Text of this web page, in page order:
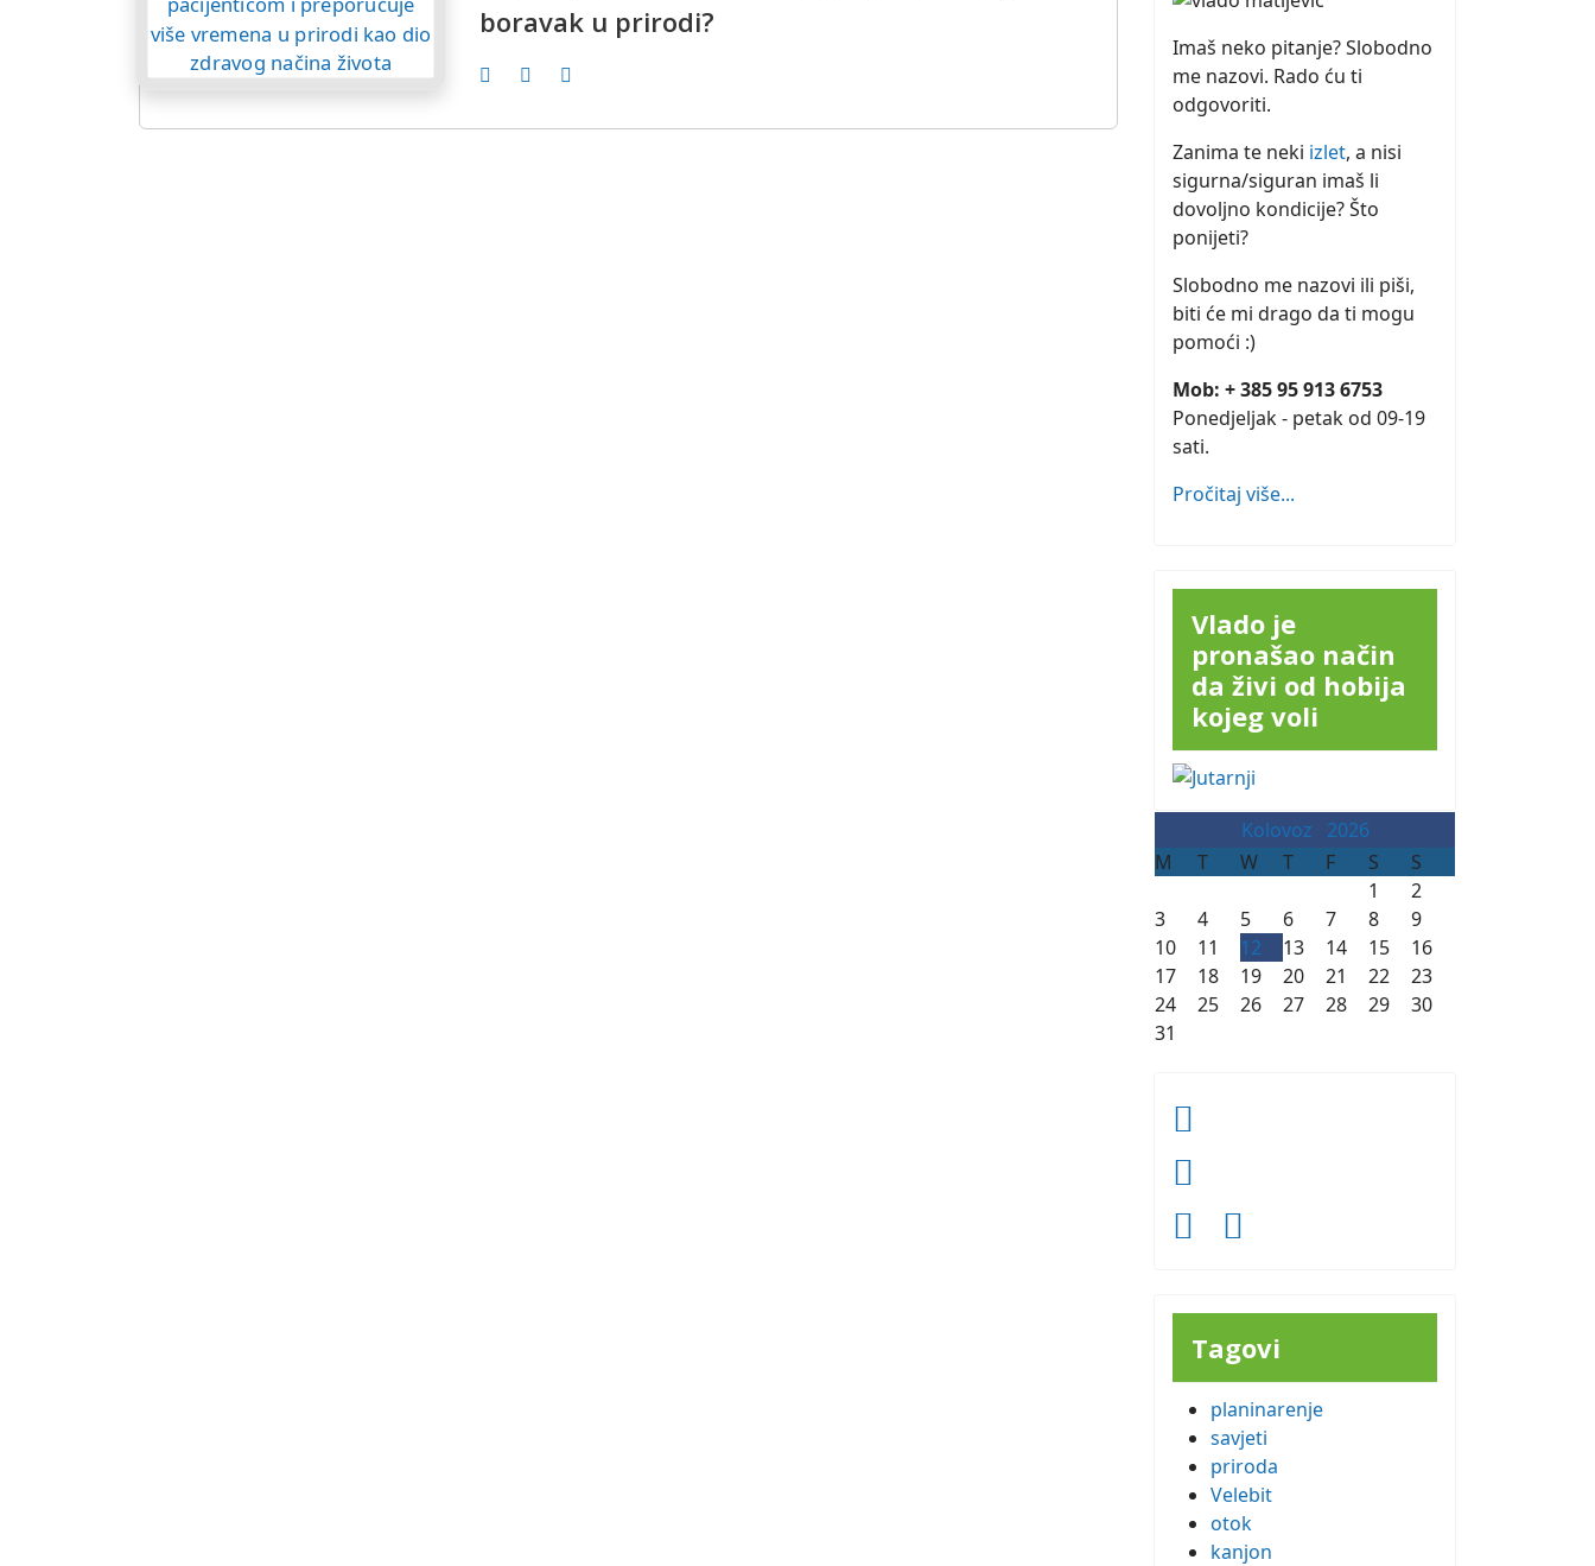
boravak u prirodi?
Imaš neko pitanje? Slobodno
me nazovi. Rado ću ti
odgovoriti.
Zanima te neki izlet, a nisi
sigurna/siguran imaš li
dovoljno kondicije? Što
ponijeti?
Slobodno me nazovi ili piši,
biti će mi drago da ti mogu
pomoći :)
Mob: + 385 95 913 6753
Ponedjeljak - petak od 09-19
sati.
Pročitaj više...
Vlado je
pronašao način
da živi od hobija
kojeg voli
Kolovoz 2026
M
T W T F S
S
1
2
3
4 5 6 7 8
9
10
11 12 13 14 15
16
17
18 19 20 21 22
23
24
25 26 27 28 29
30
31
Tagovi
planinarenje
savjeti
priroda
Velebit
otok
kanjon